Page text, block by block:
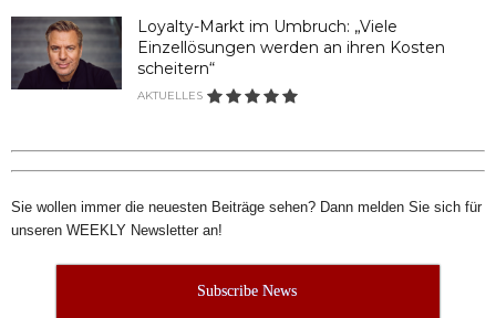
Loyalty-Markt im Umbruch: „Viele
Einzellösungen werden an ihren Kosten
scheitern“
AKTUELLES
Sie wollen immer die neuesten Beiträge sehen? Dann melden Sie sich für
unseren WEEKLY Newsletter an!
Subscribe News